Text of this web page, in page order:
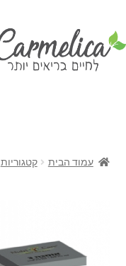
עמוד הבית קטגוריות